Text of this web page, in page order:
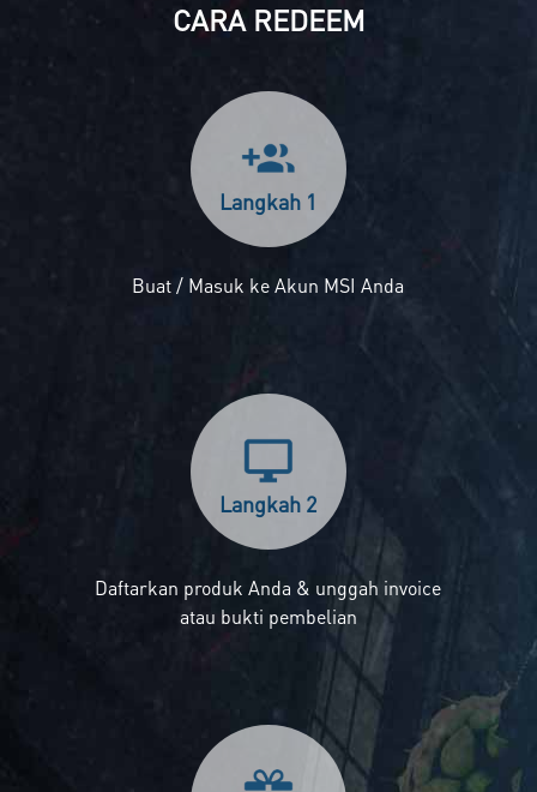
CARA REDEEM
Langkah 1
Buat / Masuk ke Akun MSI Anda
Langkah 2
Daftarkan produk Anda & unggah invoice
atau bukti pembelian